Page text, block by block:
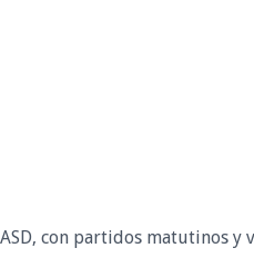
con partidos matutinos y